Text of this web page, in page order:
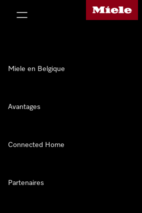
Page d'accueil de
Miele en Belgique
Avantages
Connected Home
Partenaires